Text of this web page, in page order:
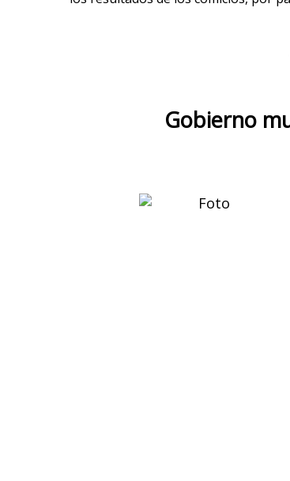
Gobierno